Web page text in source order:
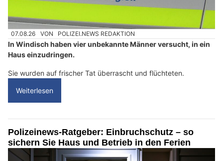
07.08.26 VON POLIZEI.NEWS REDAKTION
In Windisch haben vier unbekannte Männer versucht, in ein
Haus einzudringen.
Sie wurden auf frischer Tat überrascht und flüchteten.
Weiterlesen
Polizeinews-Ratgeber: Einbruchschutz – so
sichern Sie Haus und Betrieb in den Ferien